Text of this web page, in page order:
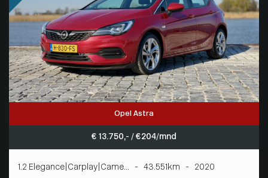
Opel Astra
€ 13.750,- / € 204/mnd
1.2 Elegance|Carplay|Came... - 43.551km - 2020